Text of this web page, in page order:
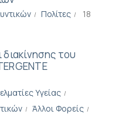
Πολίτες
18
του
Υγείας
Άλλοι Φορείς